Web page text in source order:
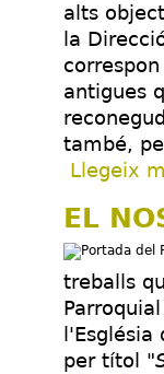
alts
la
antigues
també,
Llegeix
EL
treballs
per títol